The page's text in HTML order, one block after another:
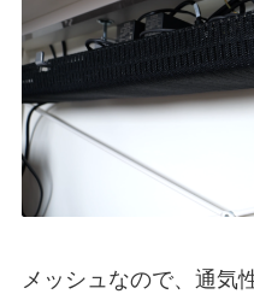
メッシュなので、通気